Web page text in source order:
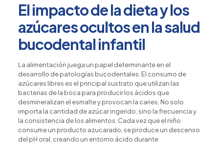
El impacto de la dieta y los
azúcares ocultos en la salud
bucodental infantil
La alimentación juega un papel determinante en el
desarrollo de patologías bucodentales. El consumo de
azúcares libres es el principal sustrato que utilizan las
bacterias de la boca para producir los ácidos que
desmineralizan el esmalte y provocan la caries. No solo
importa la cantidad de azúcar ingerido, sino la frecuencia y
la consistencia de los alimentos. Cada vez que el niño
consume un producto azucarado, se produce un descenso
del pH oral, creando un entorno ácido durante